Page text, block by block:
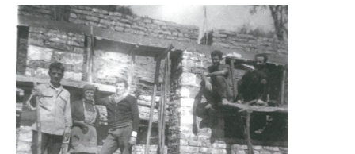
Ο Σύλλογος
Το Δίστρατο
Ο Δήμος
Ιστορικά